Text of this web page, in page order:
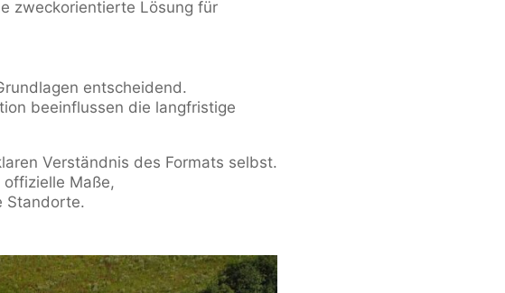
zweckorientierte Lösung für
entscheidend.
beeinflussen die langfristige
Verständnis des Formats selbst.
offizielle Maße,
Standorte.